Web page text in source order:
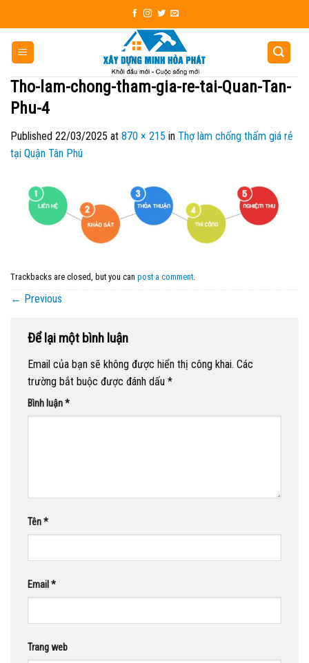
to
content
Tho-lam-chong-tham-gia-re-tai-Quan-Tan-
Phu-4
Published 22/03/2025 at 870 × 215 in Thợ làm chống thấm giá rẻ
tại Quận Tân Phú
Trackbacks are closed, but you can post a comment.
← Previous
Để lại một bình luận
Email của bạn sẽ không được hiển thị công khai. Các
trường bắt buộc được đánh dấu *
Bình luận*
Tên*
Email *
Trang web